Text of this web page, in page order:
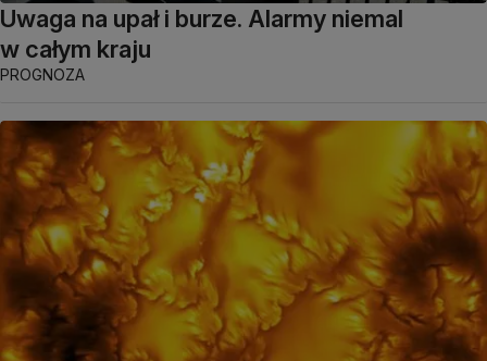
Uwaga na upał i burze. Alarmy niemal
w całym kraju
PROGNOZA